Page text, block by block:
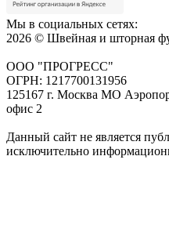
Мы в социальных сетях:
2026 © Швейная и шторная
ООО "ПРОГРЕСС"
ОГРН: 1217700131956
125167 г. Москва МО
офис 2
Данный сайт не является
исключительно